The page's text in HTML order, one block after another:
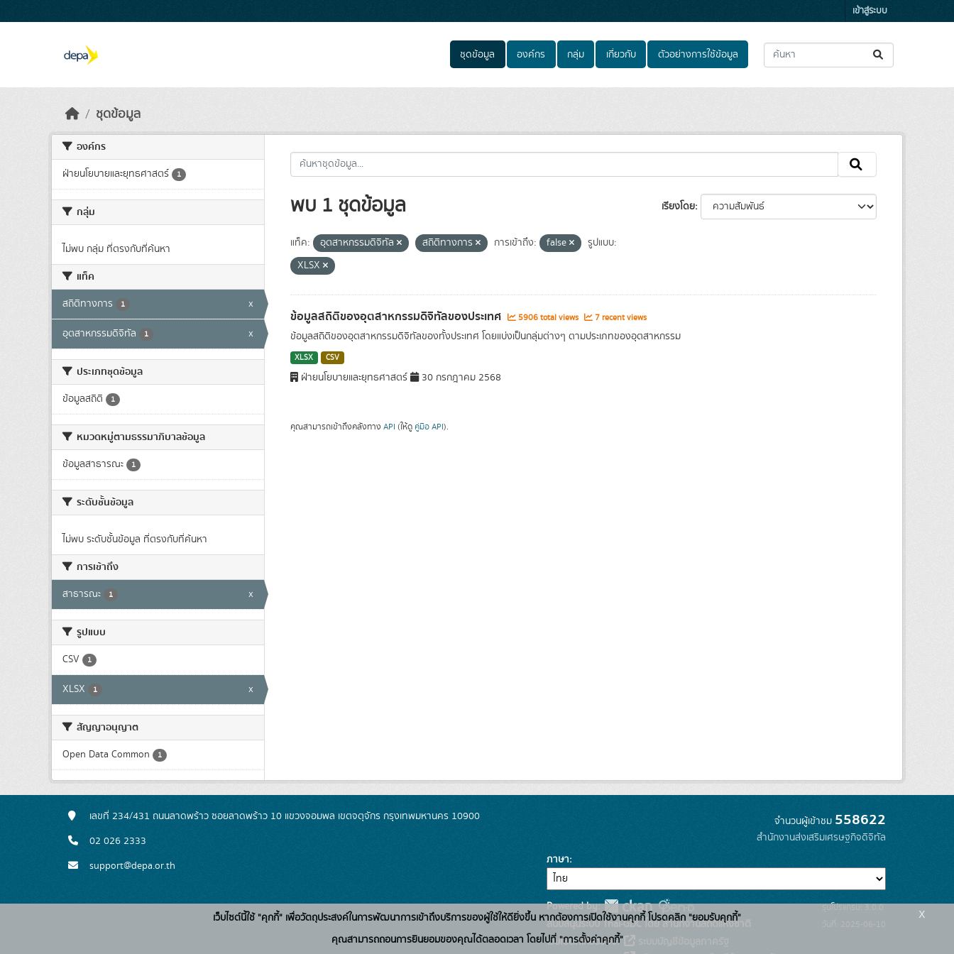
เข้าสู่ระบบ
ชุดข้อมูล องค์กร กลุ่ม เกี่ยวกับ ตัวอย่างการใช้ข้อมูล
ชุดข้อมูล
องค์กร
ฝ่ายนโยบายและยุทธศาสตร์ 1
กลุ่ม
ไม่พบ กลุ่ม ที่ตรงกับที่ค้นหา
แท็ค
สถิติทางการ 1 x
อุตสาหกรรมดิจิทัล 1 x
ประเภทชุดข้อมูล
ข้อมูลสถิติ 1
หมวดหมู่ตามธรรมาภิบาลข้อมูล
ข้อมูลสาธารณะ 1
ระดับชั้นข้อมูล
ไม่พบ ระดับชั้นข้อมูล ที่ตรงกับที่ค้นหา
การเข้าถึง
สาธารณะ 1 x
รูปแบบ
CSV 1
XLSX 1 x
สัญญาอนุญาต
Open Data Common 1
เรียงโดย
พบ 1 ชุดข้อมูล
แท็ค: อุตสาหกรรมดิจิทัล สถิติทางการ การเข้าถึง: false
รูปแบบ:
XLSX
ข้อมูลสถิติของอุตสาหกรรมดิจิทัลของประเทศ 5906 total views 7 recent views
ข้อมูลสถิติของอุตสาหกรรมดิจิทัลของทั้งประเทศ โดยแบ่งเป็นกลุ่มต่างๆ ตามประเภทของอุตสาหกรรม
XLSX CSV
ฝ่ายนโยบายและยุทธศาสตร์ 30 กรกฎาคม 2568
คุณสามารถเข้าถึงคลังทาง API (ให้ดู คู่มือ API).
เลขที่ 234/431 ถนนลาดพร้าว ซอยลาดพร้าว 10 แขวงจอมพล เขตจตุจักร กรุงเทพมหานคร 10900
02 026 2333
support@depa.or.th
จำนวนผู้เข้าชม 558622
สำนักงานส่งเสริมเศรษฐกิจดิจิทัล
ภาษา
Powered by:
สนับสนุนระบบ Thai-GDC โดย สำนักงานสถิติแห่งชาติ
เว็บไซต์ที่เกี่ยวข้อง:
รุ่นโปรแกรม: 3.0.0
วันที่: 2025-06-10
เว็บไซต์นี้ใช้ "คุกกี้" เพื่อวัตถุประสงค์ในการพัฒนาการเข้าถึงบริการของผู้ใช้ให้ดียิ่งขึ้น หากต้องการเปิดใช้งานคุกกี้ โปรดคลิก "ยอมรับคุกกี้"
คุณสามารถถอนการยินยอมของคุณได้ตลอดเวลา โดยไปที่ "การตั้งค่าคุกกี้"
x